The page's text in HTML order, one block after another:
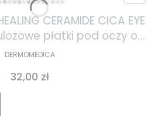
CERAMIDE CICA EYE
płatki pod oczy o
i przeciwstarzeniowym
DERMOMEDICA
Cena
32,00 zł